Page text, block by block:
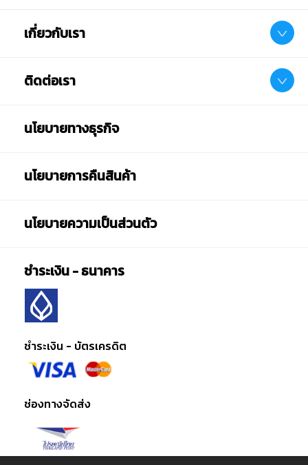
เกี่ยวกับเรา
ติดต่อเรา
นโยบายทางธุรกิจ
นโยบายการคืนสินค้า
นโยบายความเป็นส่วนตัว
ชำระเงิน - ธนาคาร
ชำระเงิน - บัตรเครดิต
ช่องทางจัดส่ง